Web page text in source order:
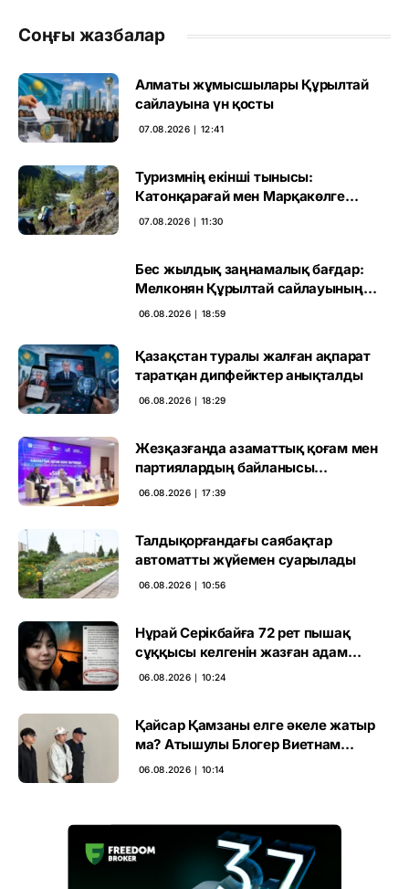
Соңғы жазбалар
Алматы жұмысшылары Құрылтай
сайлауына үн қосты
07.08.2026 ∣ 12:41
Туризмнің екінші тынысы:
Катонқарағай мен Марқакөлге
инвестиция не береді
07.08.2026 ∣ 11:30
Бес жылдық заңнамалық бағдар:
Мелконян Құрылтай сайлауының
маңызын бағалады
06.08.2026 ∣ 18:59
Қазақстан туралы жалған ақпарат
таратқан дипфейктер анықталды
06.08.2026 ∣ 18:29
Жезқазғанда азаматтық қоғам мен
партиялардың байланысы
талқыланды
06.08.2026 ∣ 17:39
Талдықорғандағы саябақтар
автоматты жүйемен суарылады
06.08.2026 ∣ 10:56
Нұрай Серікбайға 72 рет пышақ
сұққысы келгенін жазған адам
ұсталды
06.08.2026 ∣ 10:24
Қайсар Қамзаны елге әкеле жатыр
ма? Атышулы Блогер Виетнам
әуежайында көзге түсті
06.08.2026 ∣ 10:14